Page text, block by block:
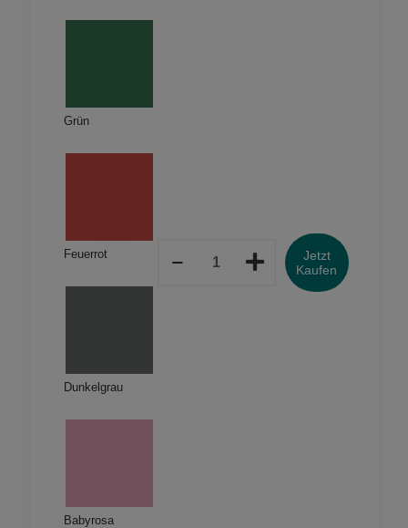
Grün
Feuerrot
Dunkelgrau
Babyrosa
Shirt
Jetzt
Kaufen